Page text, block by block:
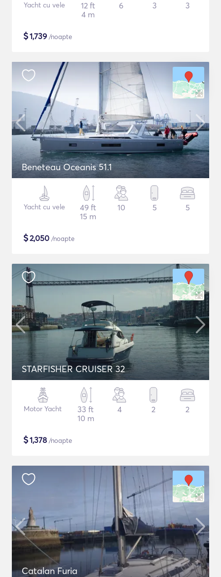
Yacht cu vele
12 ft
4 m
6 3 3
$1,739 /noapte
Beneteau Oceanis 51.1
Yacht cu vele
49 ft
15 m
10 5 5
$2,050 /noapte
STARFISHER CRUISER 32
Motor Yacht
33 ft
10 m
4 2 2
$1,378 /noapte
Catalan Furia